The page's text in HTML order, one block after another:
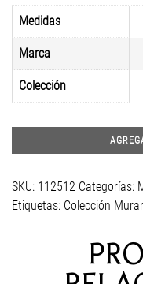
Medidas
Marca
Colección
SKU: 112512 Categorías:
Etiquetas: Colección